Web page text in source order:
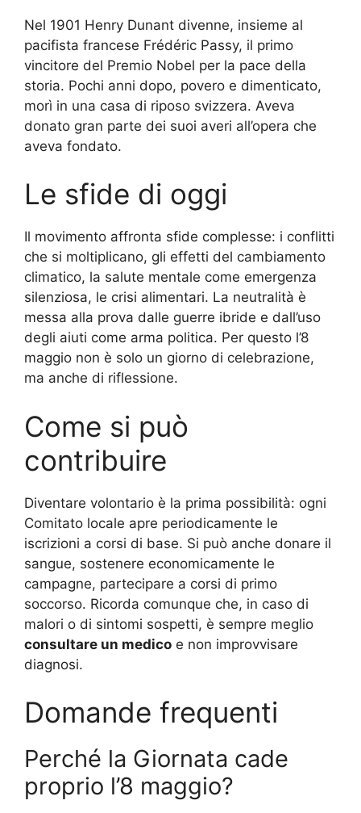
Nel 1901 Henry Dunant divenne, insieme al
pacifista francese Frédéric Passy, il primo
vincitore del Premio Nobel per la pace della
storia. Pochi anni dopo, povero e dimenticato,
morì in una casa di riposo svizzera. Aveva
donato gran parte dei suoi averi all’opera che
aveva fondato.
Le sfide di oggi
Il movimento affronta sfide complesse: i conflitti
che si moltiplicano, gli effetti del cambiamento
climatico, la salute mentale come emergenza
silenziosa, le crisi alimentari. La neutralità è
messa alla prova dalle guerre ibride e dall’uso
degli aiuti come arma politica. Per questo l’8
maggio non è solo un giorno di celebrazione,
ma anche di riflessione.
Come si può
contribuire
Diventare volontario è la prima possibilità: ogni
Comitato locale apre periodicamente le
iscrizioni a corsi di base. Si può anche donare il
sangue, sostenere economicamente le
campagne, partecipare a corsi di primo
soccorso. Ricorda comunque che, in caso di
malori o di sintomi sospetti, è sempre meglio
consultare un medico e non improvvisare
diagnosi.
Domande frequenti
Perché la Giornata cade
proprio l’8 maggio?